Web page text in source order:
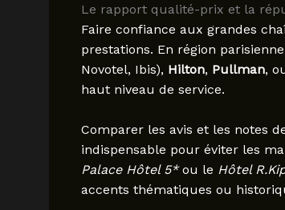
Le rapport qualité-prix et la
Faire confiance aux grandes
prestations. En région
Novotel, Ibis), Hilton, Pullman,
haut niveau de service.
Comparer les avis et les notes
indispensable pour éviter les
Palace Hôtel 5*ou le Hôtel
accents thématiques ou